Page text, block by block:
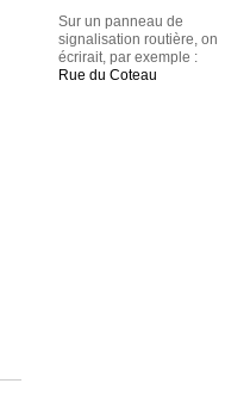
Sur un panneau de
signalisation routière, on
écrirait, par exemple :
Rue du Coteau